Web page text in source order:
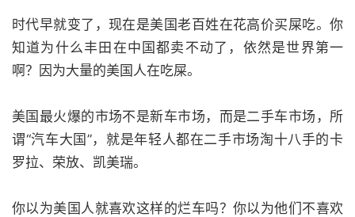
时代早就变了，现在是美国老百姓在花高价买屎吃。你
知道为什么丰田在中国都卖不动了，依然是世界第一
啊？因为大量的美国人在吃屎。
美国最火爆的市场不是新车市场，而是二手车市场，所
谓“汽车大国”，就是年轻人都在二手市场淘十八手的卡
罗拉、荣放、凯美瑞。
你以为美国人就喜欢这样的烂车吗？你以为他们不喜欢